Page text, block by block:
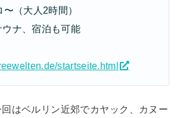
（大人2時間）
ナ、宿泊も可能
startseite.html
はベルリン近郊でカヤック、カヌー